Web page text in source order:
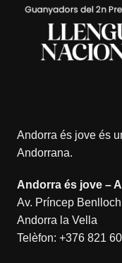
Andorra és jove és
Andorrana.
Andorra és jove –
Av. Príncep
Andorra la Vella
Telèfon: +376 821